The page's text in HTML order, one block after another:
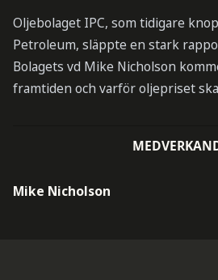
Oljebolaget IPC, som tidigare
Petroleum, släppte en stark
Bolagets vd Mike Nicholson
framtiden och varför oljepriset
Mike Nicholson